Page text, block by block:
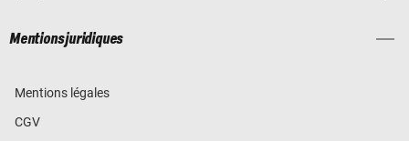
Mentions juridiques
Mentions légales
CGV